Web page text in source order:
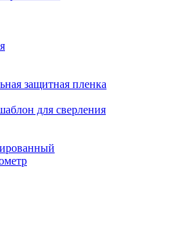
защитная пленка
для сверления